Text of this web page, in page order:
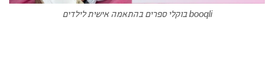
booqli בוקלי ספרים בהתאמה אישית לילדים